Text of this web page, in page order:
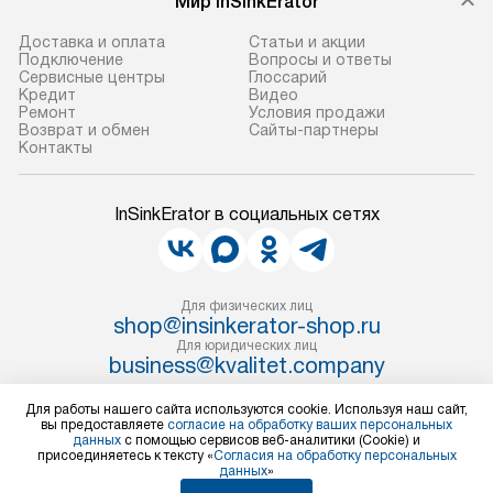
В оговоренный день служба
доставки доставит упакованный
прибор до подъезда. Если
требуется переместить прибор
до двери квартиры или до места
установки, пожалуйста,
взимается дополнительная плата.
Учитывайте габариты прибора, если
то сотрудники транспортной
службы не могут демонтировать
дверцы, ручки или другие
выступающие элементы, так как
в будущем это может привести
к отказу в проведении ремонта
по гарантии. Перед заказом
снятие упаковки
при
монтируется в
или на заранее
к
установку не
материалы,
и
и регулярное
Доставка и оплата
Подключение
Сервисные центры
Кредит
Ремонт
Возврат и обмен
Контакты
Статьи и акции
Вопросы и ответы
Глоссарий
Видео
Условия продажи
Сайты-партнеры
InSinkErator в социальных сетях
Для физических лиц
shop@insinkerator-shop.ru
Для юридических лиц
business@kvalitet.company
НАПИСАТЬ РУКОВОДСТВУ
Политика конфиденциальности
Для работы нашего сайта используются cookie. Используя наш сайт,
вы предоставляете согласие на обработку ваших персональных
данных с помощью сервисов веб-аналитики (Cookie) и
присоединяетесь к тексту «Согласия на обработку персональных
данных»